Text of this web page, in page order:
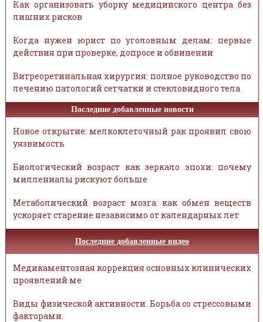
Как организовать уборку медицинского центра без
лишних рисков
Когда нужен юрист по уголовным делам: первые
действия при проверке, допросе и обвинении
Витреоретинальная хирургия: полное руководство по
лечению патологий сетчатки и стекловидного тела
Последние добавленные новости
Новое открытие: мелкоклеточный рак проявил свою
уязвимость
Биологический возраст как зеркало эпохи: почему
миллениалы рискуют больше
Метаболический возраст мозга: как обмен веществ
ускоряет старение независимо от календарных лет
Последние добавленные видео
Медикаментозная коррекция основных клинических
проявлений ме
Виды физической активности. Борьба со стрессовыми
факторами.